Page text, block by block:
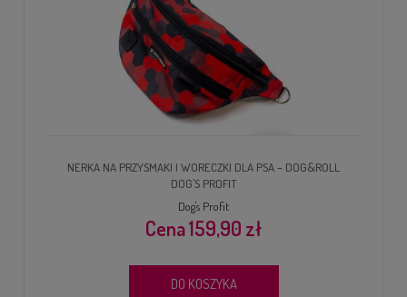
NERKA NA PRZYSMAKI I WORECZKI DLA PSA – DOG&ROLL
DOG'S PROFIT
Dog's Profit
159,90 zł
DO KOSZYKA